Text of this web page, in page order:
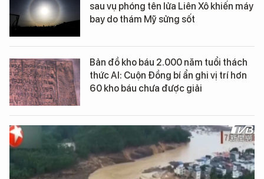
sau vụ phóng tên lửa Liên Xô khiến máy
bay do thám Mỹ sửng sốt
Bản đồ kho báu 2.000 năm tuổi thách
thức AI: Cuộn Đồng bí ẩn ghi vị trí hơn
60 kho báu chưa được giải